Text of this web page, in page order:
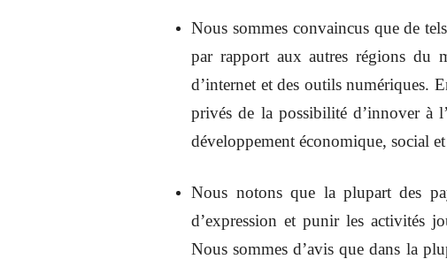
Nous sommes convaincus que de
par rapport aux autres régions du
d’internet et des outils numériques.
privés de la possibilité d’innover à
développement économique, social
Nous notons que la plupart des
d’expression et punir les activités
Nous sommes d’avis que dans la